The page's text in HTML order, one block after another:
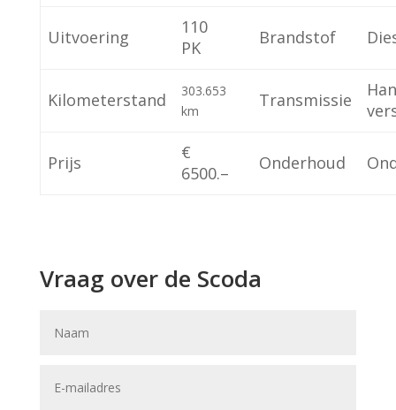
Uitvoering
110
PK
Brandstof
Kilometerstand
303.653
km
Transmissie
Prijs
€
6500.–
Onderhoud
Vraag over de Scoda